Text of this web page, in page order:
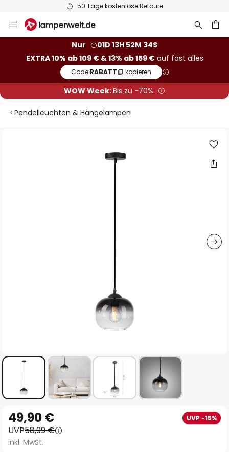
50 Tage kostenlose Retoure
Inhalt
Nur
01D 13H 52M 33S
EXTRA 10% ab 109 € & 13% ab 159 €auf fast alles
Code:RABATT kopieren
WOW Week:Bis zu -70%
Pendelleuchten & Hängelampen
Anfang
der
Bildgalerie
49,90 € UVP -15%
UVP58,99 €
inkl. MwSt.